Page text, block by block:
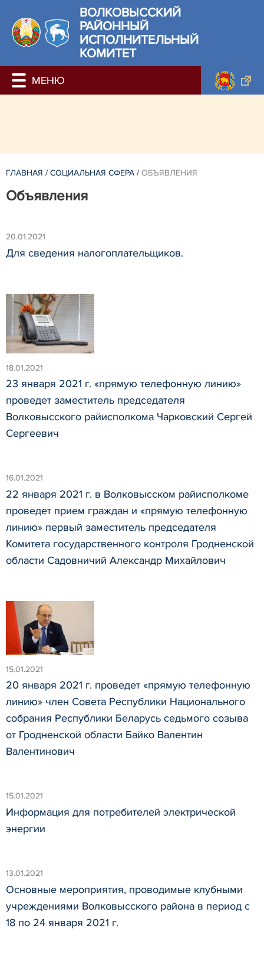
ВОЛКОВЫССКИЙ
РАЙОННЫЙ
ИСПОЛНИТЕЛЬНЫЙ
КОМИТЕТ
ГЛАВНАЯ / СОЦИАЛЬНАЯ СФЕРА / ОБЪЯВЛЕНИЯ
Объявления
20.01.2021
Для сведения налогоплательщиков.
18.01.2021
23 января 2021 г. «прямую телефонную линию»
проведет заместитель председателя
Волковысского райисполкома Чарковский Сергей
Сергеевич
16.01.2021
22 января 2021 г. в Волковысском райисполкоме
проведет прием граждан и «прямую телефонную
линию» первый заместитель председателя
Комитета государственного контроля Гродненской
области Садовничий Александр Михайлович
15.01.2021
20 января 2021 г. проведет «прямую телефонную
линию» член Совета Республики Национального
собрания Республики Беларусь седьмого созыва
от Гродненской области Байко Валентин
Валентинович
15.01.2021
Информация для потребителей электрической
энергии
13.01.2021
Основные мероприятия, проводимые клубными
учреждениями Волковысского района в период с
18 по 24 января 2021 г.